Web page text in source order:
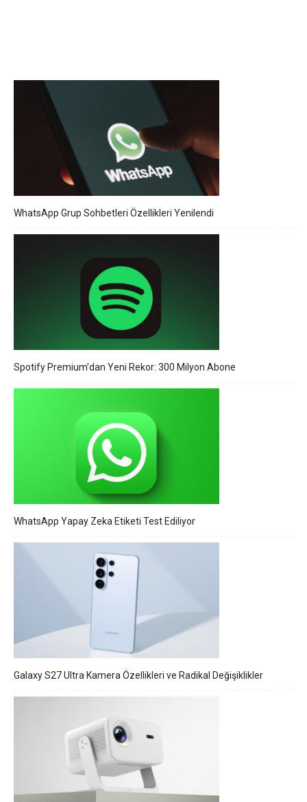
WhatsApp Grup Sohbetleri Özellikleri Yenilendi
Spotify Premium’dan Yeni Rekor: 300 Milyon Abone
WhatsApp Yapay Zeka Etiketi Test Ediliyor
Galaxy S27 Ultra Kamera Özellikleri ve Radikal Değişiklikler